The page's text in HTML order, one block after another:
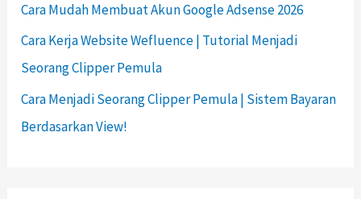
Cara Mudah Membuat Akun Google Adsense 2026
Cara Kerja Website Wefluence | Tutorial Menjadi
Seorang Clipper Pemula
Cara Menjadi Seorang Clipper Pemula | Sistem Bayaran
Berdasarkan View!